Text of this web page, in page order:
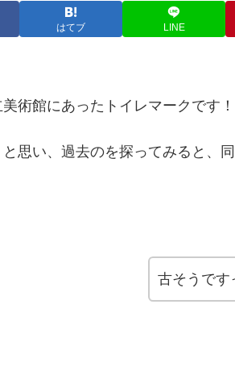
はてブ LINE
術館にあったトイレマークです！
思い、過去のを探ってみると、
古そうです